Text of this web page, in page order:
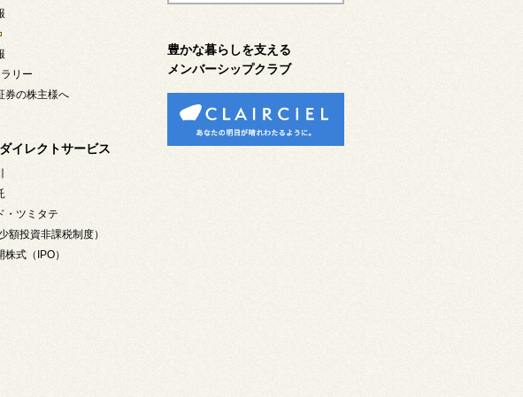
リー
券の株主様へ
イレクトサービス
・ツミタテ
額投資非課税制度）
式（IPO）
豊かな暮らしを支える
メンバーシップクラブ